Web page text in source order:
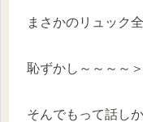
まさかのリュック
恥ずかし～～～～
そんでもって話し